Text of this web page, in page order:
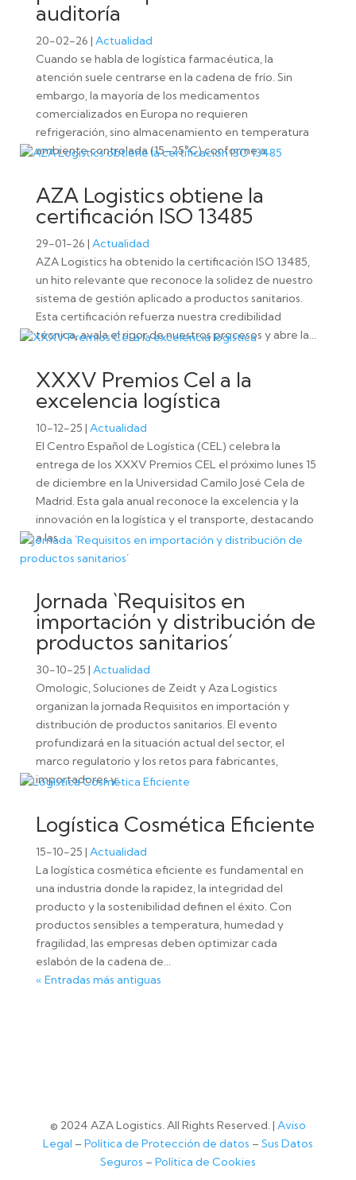
auditoría
20-02-26 | Actualidad
Cuando se habla de logística farmacéutica, la
atención suele centrarse en la cadena de frío. Sin
embargo, la mayoría de los medicamentos
comercializados en Europa no requieren
refrigeración, sino almacenamiento en temperatura
ambiente controlada (15–25°C) conforme a...
AZA Logistics obtiene la
certificación ISO 13485
29-01-26 | Actualidad
AZA Logistics ha obtenido la certificación ISO 13485,
un hito relevante que reconoce la solidez de nuestro
sistema de gestión aplicado a productos sanitarios.
Esta certificación refuerza nuestra credibilidad
técnica, avala el rigor de nuestros procesos y abre la...
XXXV Premios Cel a la
excelencia logística
10-12-25 | Actualidad
El Centro Español de Logística (CEL) celebra la
entrega de los XXXV Premios CEL el próximo lunes 15
de diciembre en la Universidad Camilo José Cela de
Madrid. Esta gala anual reconoce la excelencia y la
innovación en la logística y el transporte, destacando
a las...
Jornada `Requisitos en
importación y distribución de
productos sanitarios´
30-10-25 | Actualidad
Omologic, Soluciones de Zeidt y Aza Logistics
organizan la jornada Requisitos en importación y
distribución de productos sanitarios. El evento
profundizará en la situación actual del sector, el
marco regulatorio y los retos para fabricantes,
importadores y...
Logística Cosmética Eficiente
15-10-25 | Actualidad
La logística cosmética eficiente es fundamental en
una industria donde la rapidez, la integridad del
producto y la sostenibilidad definen el éxito. Con
productos sensibles a temperatura, humedad y
fragilidad, las empresas deben optimizar cada
eslabón de la cadena de...
« Entradas más antiguas
© 2024 AZA Logistics. All Rights Reserved. | Aviso
Legal – Política de Protección de datos – Sus Datos
Seguros – Política de Cookies